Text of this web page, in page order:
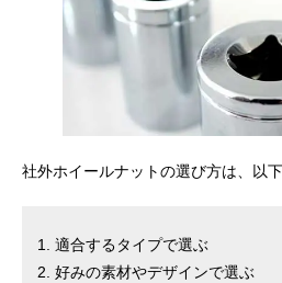
社外ホイールナットの選び方は、以下
適合するタイプで選ぶ
好みの素材やデザインで選ぶ